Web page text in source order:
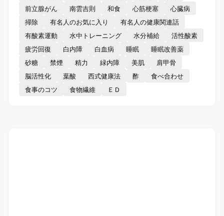
前立腺がん
南雲吉則 和食 心筋梗塞
心臓病
掃除
有名人のお気に入り
有名人の健康関連話
有酸素運動
水中トレーニング 水分補給
活性酸素
疲労回復
白内障 白血病 睡眠
睡眠改善薬
砂糖
禁煙 精力 緑内障 美肌
肩甲骨
脳活性化
葉酸 西式健康法 酢
食べ合わせ
食事のコツ
食物繊維 ＥＤ